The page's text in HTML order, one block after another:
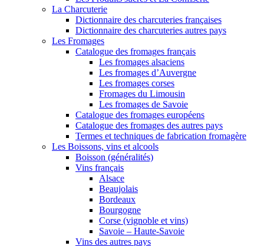
La Charcuterie
Dictionnaire des charcuteries françaises
Dictionnaire des charcuteries autres pays
Les Fromages
Catalogue des fromages français
Les fromages alsaciens
Les fromages d’Auvergne
Les fromages corses
Fromages du Limousin
Les fromages de Savoie
Catalogue des fromages européens
Catalogue des fromages des autres pays
Termes et techniques de fabrication fromagère
Les Boissons, vins et alcools
Boisson (généralités)
Vins français
Alsace
Beaujolais
Bordeaux
Bourgogne
Corse (vignoble et vins)
Savoie – Haute-Savoie
Vins des autres pays